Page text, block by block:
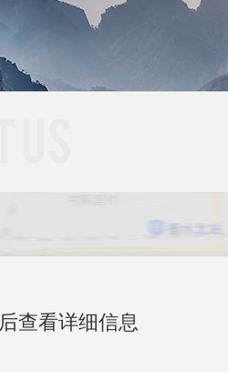
后查看详细信息